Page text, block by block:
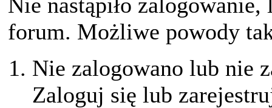
forum. Możliwe powody
Nie zalogowano lub nie
Zaloguj się lub